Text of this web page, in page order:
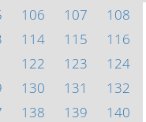
106 107
108
114 115
116
122 123
124
130 131
132
138 139
140